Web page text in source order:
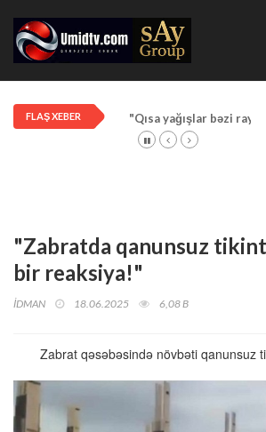
FLAŞ XEBER "Qısa yağışlar bəzi
"Zabratda qanunsuz
bir reaksiya!"
İDMAN 18.06.2025 6,08 B
Zabrat qəsəbəsində növbəti qanunsuz